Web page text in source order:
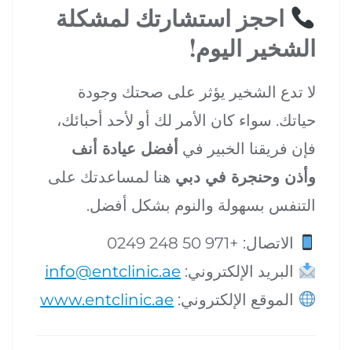
احجز استشارتك لمشكلة
الشخير اليوم!
لا تدع الشخير يؤثر على صحتك وجودة
حياتك. سواء كان الأمر لك أو لأحد أحبائك،
فإن فريقنا الخبير في أفضل عيادة أنف
وأذن وحنجرة في دبي هنا لمساعدتك على
التنفس بسهولة والنوم بشكل أفضل.
الاتصال: +971 50 248 0249
البريد الإلكتروني: info@entclinic.ae
الموقع الإلكتروني: www.entclinic.ae